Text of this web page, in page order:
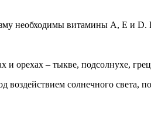
необходимы витамины А, Е и
орехах – тыкве, подсолнухе,
солнечного света,